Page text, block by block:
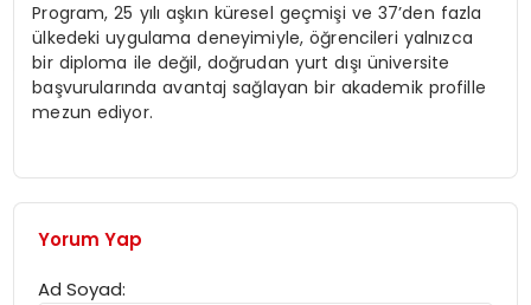
Program, 25 yılı aşkın küresel geçmişi ve 37’den fazla
ülkedeki uygulama deneyimiyle, öğrencileri yalnızca
bir diploma ile değil, doğrudan yurt dışı üniversite
başvurularında avantaj sağlayan bir akademik profille
mezun ediyor.
Yorum Yap
Ad Soyad: